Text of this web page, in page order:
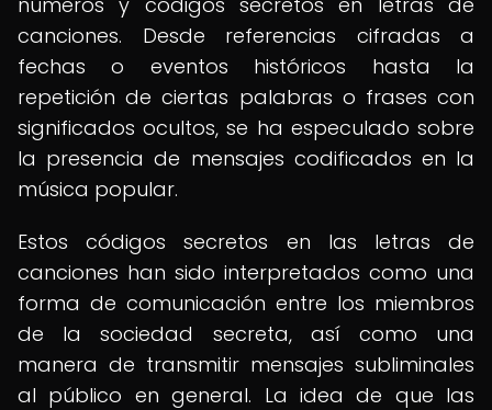
canciones. Desde referencias cifradas a
fechas o eventos históricos hasta la
repetición de ciertas palabras o frases con
significados ocultos, se ha especulado sobre
la presencia de mensajes codificados en la
música popular.
Estos códigos secretos en las letras de
canciones han sido interpretados como una
forma de comunicación entre los miembros
de la sociedad secreta, así como una
manera de transmitir mensajes subliminales
al público en general. La idea de que las